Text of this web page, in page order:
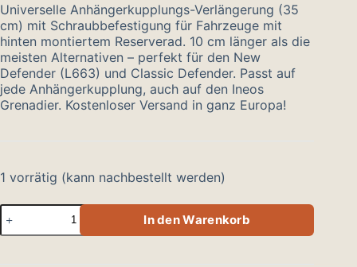
Universelle Anhängerkupplungs-Verlängerung (35
cm) mit Schraubbefestigung für Fahrzeuge mit
hinten montiertem Reserverad. 10 cm länger als die
meisten Alternativen – perfekt für den New
Defender (L663) und Classic Defender. Passt auf
jede Anhängerkupplung, auch auf den Ineos
Grenadier. Kostenloser Versand in ganz Europa!
1 vorrätig (kann nachbestellt werden)
Trekhaakverlenger
voor
fietsendrager
In den Warenkorb